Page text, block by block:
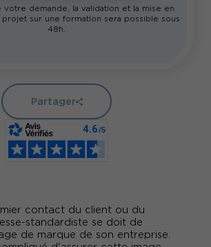
contact du client ou du
standardiste se doit de
de marque de son entreprise.
demande, la validation et la mise en
sur une formation sera possible sous
48h.
Partager